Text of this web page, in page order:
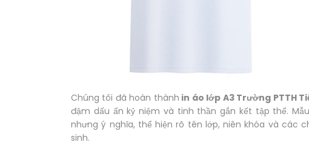
Chúng tôi đã hoàn thành in áo lớp A3 Trường PTTH
đậm dấu ấn kỷ niệm và tinh thần gắn kết tập thể.
nhưng ý nghĩa, thể hiện rõ tên lớp, niên khóa và các
sinh.